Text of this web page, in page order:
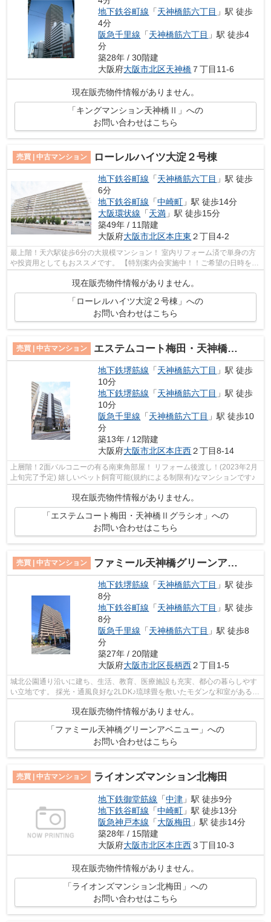
地下鉄谷町線 「天神橋筋六丁目 」駅 徒歩
4分
阪急千里線 「天神橋筋六丁目 」駅 徒歩4
分
築28年 / 30階建
大阪府大阪市北区天神橋 ７丁目11-6
現在販売物件情報がありません。
「キングマンション天神橋Ⅱ」への
お問い合わせはこちら
売買 | 中古マンション ローレルハイツ大淀２号棟
地下鉄谷町線 「天神橋筋六丁目 」駅 徒歩
6分
地下鉄谷町線 「中崎町 」駅 徒歩14分
大阪環状線 「天満 」駅 徒歩15分
築49年 / 11階建
大阪府大阪市北区本庄東 ２丁目4-2
最上階！天六駅徒歩6分の大規模マンション！ 室内リフォーム済で単身の方
や投資用としてもおススメです。 【特別案内会実施中！！ご希望の日時をご
現在販売物件情報がありません。
「ローレルハイツ大淀２号棟」への
お問い合わせはこちら
売買 | 中古マンション エステムコート梅田・天神橋Ⅱグラシオ
地下鉄堺筋線 「天神橋筋六丁目 」駅 徒歩
10分
地下鉄堺筋線 「天神橋筋六丁目 」駅 徒歩
10分
阪急千里線 「天神橋筋六丁目 」駅 徒歩10
分
築13年 / 12階建
大阪府大阪市北区本庄西２丁目8-14
上層階！2面バルコニーの有る南東角部屋！ リフォーム後渡し！(2023年2月
上旬完了予定) 嬉しいペット飼育可能(規約による制限有)なマンションです♪
現在販売物件情報がありません。
「エステムコート梅田・天神橋Ⅱグラシオ」への
お問い合わせはこちら
売買 | 中古マンション ファミール天神橋グリーンアベニュー
地下鉄堺筋線 「天神橋筋六丁目 」駅 徒歩
8分
地下鉄谷町線 「天神橋筋六丁目 」駅 徒歩
8分
阪急千里線 「天神橋筋六丁目 」駅 徒歩8
分
築27年 / 20階建
大阪府大阪市北区長柄西２丁目1-5
城北公園通り沿いに建ち、生活、教育、医療施設も充実、都心の暮らしやす
い立地です。 採光・通風良好な2LDK♪琉球畳を敷いたモダンな和室があるお
部屋です♪ 【特別案内会実施中！！ご...
現在販売物件情報がありません。
「ファミール天神橋グリーンアベニュー」への
お問い合わせはこちら
売買 | 中古マンション ライオンズマンション北梅田
地下鉄御堂筋線 「中津 」駅 徒歩9分
地下鉄谷町線 「中崎町 」駅 徒歩13分
阪急神戸本線 「大阪梅田 」駅 徒歩14分
築28年 / 15階建
大阪府大阪市北区本庄西３丁目10-3
現在販売物件情報がありません。
「ライオンズマンション北梅田」への
お問い合わせはこちら